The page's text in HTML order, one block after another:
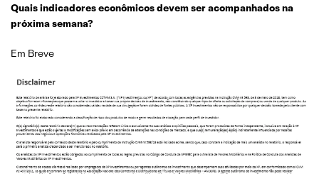
Quais indicadores econômicos devem ser acompanhados na
próxima semana?
Em Breve